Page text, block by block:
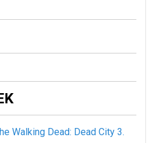
Walking Dead: Dead City 3.